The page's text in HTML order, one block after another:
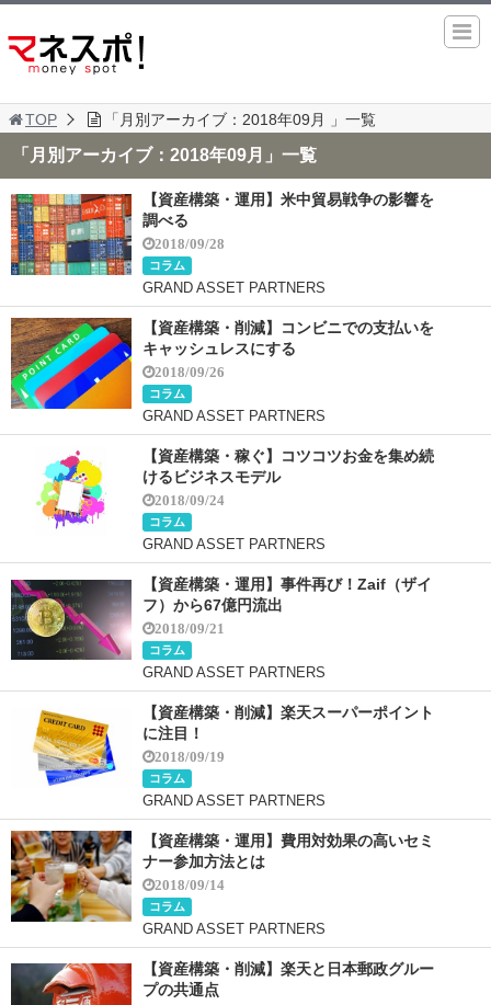
TOP 「月別アーカイブ：2018年09月 」一覧
「月別アーカイブ：2018年09月」一覧
【資産構築・運用】米中貿易戦争の影響を
調べる
2018/09/28
コラム
GRAND ASSET PARTNERS
【資産構築・削減】コンビニでの支払いを
キャッシュレスにする
2018/09/26
コラム
GRAND ASSET PARTNERS
【資産構築・稼ぐ】コツコツお金を集め続
けるビジネスモデル
2018/09/24
コラム
GRAND ASSET PARTNERS
【資産構築・運用】事件再び！Zaif（ザイ
フ）から67億円流出
2018/09/21
コラム
GRAND ASSET PARTNERS
【資産構築・削減】楽天スーパーポイント
に注目！
2018/09/19
コラム
GRAND ASSET PARTNERS
【資産構築・運用】費用対効果の高いセミ
ナー参加方法とは
2018/09/14
コラム
GRAND ASSET PARTNERS
【資産構築・削減】楽天と日本郵政グルー
プの共通点